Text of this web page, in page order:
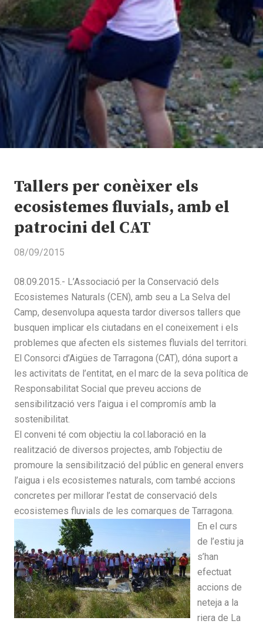
Tallers per conèixer els
ecosistemes fluvials, amb el
patrocini del CAT
08/09/2015
08.09.2015.- L’Associació per la Conservació dels
Ecosistemes Naturals (CEN), amb seu a La Selva del
Camp, desenvolupa aquesta tardor diversos tallers que
busquen implicar els ciutadans en el coneixement i els
problemes que afecten els sistemes fluvials del territori.
El Consorci d’Aigües de Tarragona (CAT), dóna suport a
les activitats de l’entitat, en el marc de la seva política de
Responsabilitat Social que preveu accions de
sensibilització vers l’aigua i el compromís amb la
sostenibilitat.
El conveni té com objectiu la col.laboració en la
realització de diversos projectes, amb l’objectiu de
promoure la sensibilització del públic en general envers
l’aigua i els ecosistemes naturals, com també accions
concretes per millorar l’estat de conservació dels
ecosistemes fluvials de les comarques de Tarragona.
En el curs
de l’estiu ja
s’han
efectuat
accions de
neteja a la
riera de La